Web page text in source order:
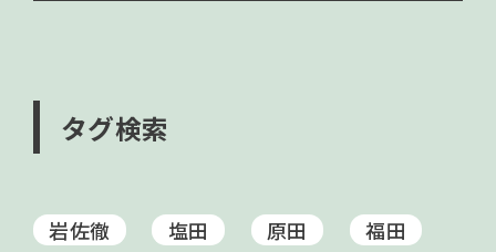
タグ検索
岩佐徹 塩田 原田 福田